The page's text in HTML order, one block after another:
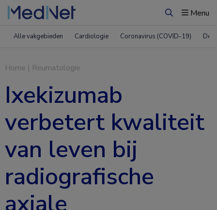
ZoekenMenu
Alle vakgebieden Cardiologie Coronavirus (COVID-19)
Home | Reumatologie
Ixekizumab
verbetert kwaliteit
van leven bij
radiografische